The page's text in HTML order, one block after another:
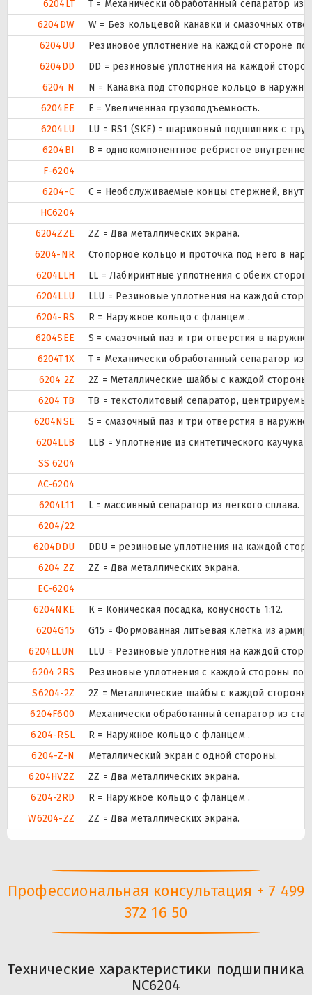
6204LT
T = Механически обработанный сепаратор из
6204DW
W = Без кольцевой канавки и смазочных
6204UU
Резиновое уплотнение на каждой стороне
6204DD
DD = резиновые уплотнения на каждой
6204 N
N = Канавка под стопорное кольцо в
6204EE
Е = Увеличенная грузоподъемность.
6204LU
LU = RS1 (SKF) = шариковый подшипник с
6204BI
B = однокомпонентное ребристое
F-6204
6204-C
С = Необслуживаемые концы стержней,
HC6204
6204ZZE
ZZ = Два металлических экрана.
6204-NR
Стопорное кольцо и проточка под него в
6204LLH
LL = Лабиринтные уплотнения с обеих
6204LLU
LLU = Резиновые уплотнения на каждой
6204-RS
R = Наружное кольцо с фланцем .
6204SEE
S = смазочный паз и три отверстия в
6204T1X
T = Механически обработанный сепаратор из
6204 2Z
2Z = Металлические шайбы с каждой
6204 TB
ТВ = текстолитовый сепаратор,
6204NSE
S = смазочный паз и три отверстия в
6204LLB
LLB = Уплотнение из синтетического каучука
SS 6204
AC-6204
6204L11
L = массивный сепаратор из лёгкого сплава.
6204/22
6204DDU
DDU = резиновые уплотнения на каждой
6204 ZZ
ZZ = Два металлических экрана.
EC-6204
6204NKE
К = Коническая посадка, конусность 1:12.
6204G15
G15 = Формованная литьевая клетка из
6204LLUN
LLU = Резиновые уплотнения на каждой
6204 2RS
Резиновые уплотнения с каждой стороны
S6204-2Z
2Z = Металлические шайбы с каждой
6204F600
Механически обработанный сепаратор из
6204-RSL
R = Наружное кольцо с фланцем .
6204-Z-N
Металлический экран с одной стороны.
6204HVZZ
ZZ = Два металлических экрана.
6204-2RD
R = Наружное кольцо с фланцем .
W6204-ZZ
ZZ = Два металлических экрана.
Профессиональная консультация + 7 499
372 16 50
Технические характеристики подшипника
NC6204